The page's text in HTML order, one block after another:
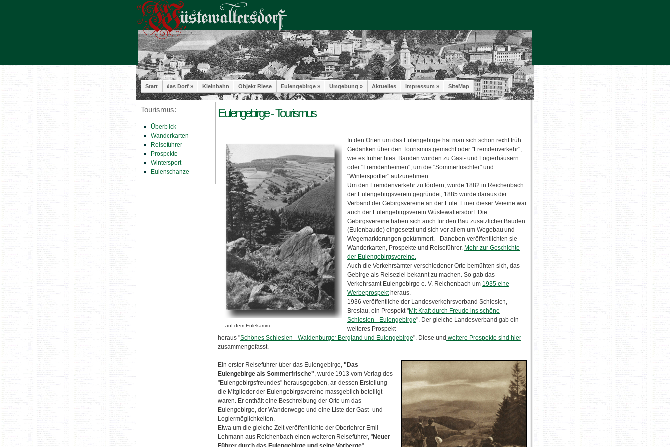
Start das Dorf » Kleinbahn Objekt Riese Eulengebirge » Umgebung » Aktuelles Impressum » SiteMap
Tourismus:
Überblick
Wanderkarten
Reiseführer
Prospekte
Wintersport
Eulenschanze
Eulengebirge - Tourismus
auf dem Eulekamm
In den Orten um das Eulengebirge hat man sich schon recht früh
Gedanken über den Tourismus gemacht oder "Fremdenverkehr",
wie es früher hies. Bauden wurden zu Gast- und Logierhäusern
oder "Fremdenheimen", um die "Sommerfrischler" und
"Wintersportler" aufzunehmen.
Um den Fremdenverkehr zu fördern, wurde 1882 in Reichenbach
der Eulengebirgsverein gegründet, 1885 wurde daraus der
Verband der Gebirgsvereine an der Eule. Einer dieser Vereine war
auch der Eulengebirgsverein Wüstewaltersdorf. Die
Gebirgsvereine haben sich auch für den Bau zusätzlicher Bauden
(Eulenbaude) eingesetzt und sich vor allem um Wegebau und
Wegemarkierungen gekümmert. - Daneben veröffentlichten sie
Wanderkarten, Prospekte und Reiseführer. Mehr zur Geschichte
der Eulengebirgsvereine.
Auch die Verkehrsämter verschiedener Orte bemühten sich, das
Gebirge als Reiseziel bekannt zu machen. So gab das
Verkehrsamt Eulengebirge e. V. Reichenbach um 1935 eine
Werbeprospektheraus.
1936 veröffentliche der Landesverkehrsverband Schlesien,
Breslau, ein Prospekt "Mit Kraft durch Freude ins schöne
Schlesien - Eulengebirge". Der gleiche Landesverband gab ein
weiteres Prospekt
heraus "Schönes Schlesien - Waldenburger Bergland und Eulengebirge". Diese und weitere Prospekte sind hier
zusammengefasst.
Ein erster Reiseführer über das Eulengebirge, "Das
Eulengebirge als Sommerfrische", wurde 1913 vom Verlag des
"Eulengebirgsfreundes" herausgegeben, an dessen Erstellung
die Mitglieder der Eulengebirgsvereine massgeblich beteiligt
waren. Er enthält eine Beschreibung der Orte um das
Eulengebirge, der Wanderwege und eine Liste der Gast- und
Logiermöglichkeiten.
Etwa um die gleiche Zeit veröffentlichte der Oberlehrer Emil
Lehmann aus Reichenbach einen weiteren Reiseführer, "Neuer
Führer durch das Eulengebirge und seine Vorberge".